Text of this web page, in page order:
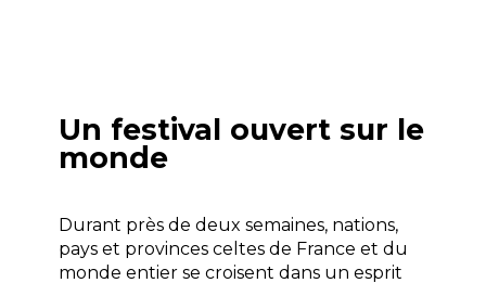
Un festival ouvert sur le
monde
Durant près de deux semaines, nations,
pays et provinces celtes de France et du
monde entier se croisent dans un esprit